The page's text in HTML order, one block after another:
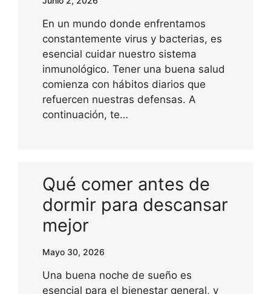
En un mundo donde enfrentamos
constantemente virus y bacterias, es
esencial cuidar nuestro sistema
inmunológico. Tener una buena salud
comienza con hábitos diarios que
refuercen nuestras defensas. A
continuación, te…
Qué comer antes de
dormir para descansar
mejor
Mayo 30, 2026
Una buena noche de sueño es
esencial para el bienestar general, y